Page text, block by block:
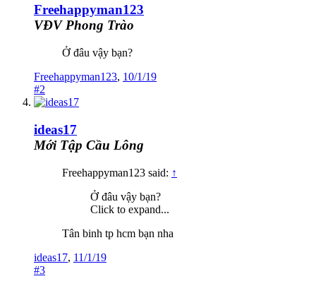
Freehappyman123
VĐV Phong Trào
Ở đâu vậy bạn?
Freehappyman123, 10/1/19
#2
ideas17
Mới Tập Cầu Lông
Freehappyman123 said: ↑
Ở đâu vậy bạn?
Click to expand...
Tân binh tp hcm bạn nha
ideas17, 11/1/19
#3